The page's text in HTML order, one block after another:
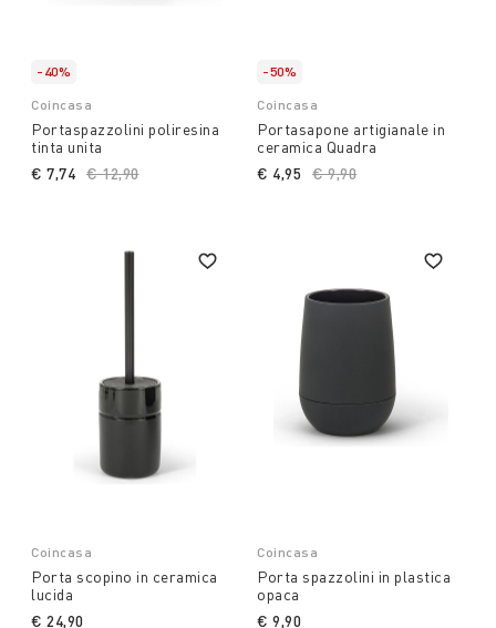
-40%
Coincasa
Portaspazzolini poliresina
tinta unita
Price reduced from
€ 12,90to
€ 7,74
-50%
Coincasa
Portasapone artigianale in
ceramica Quadra
Price reduced from
€ 9,90
€ 4,95
Coincasa
Porta scopino in ceramica
lucida
€ 24,90
Coincasa
Porta spazzolini in plastica
opaca
€ 9,90